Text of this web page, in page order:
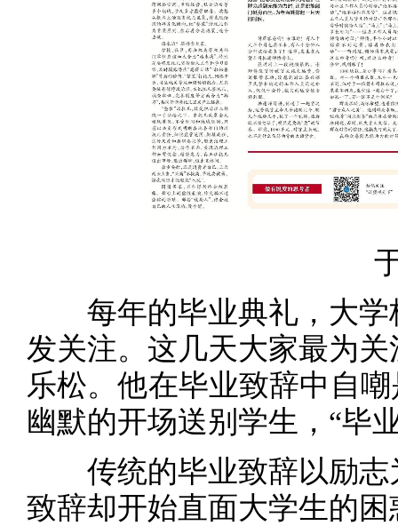
每年的毕业典礼，大学
发关注。这几天大家最为
乐松。他在毕业致辞中自
幽默的开场送别学生，“毕
传统的毕业致辞以励志
致辞却开始直面大学生的